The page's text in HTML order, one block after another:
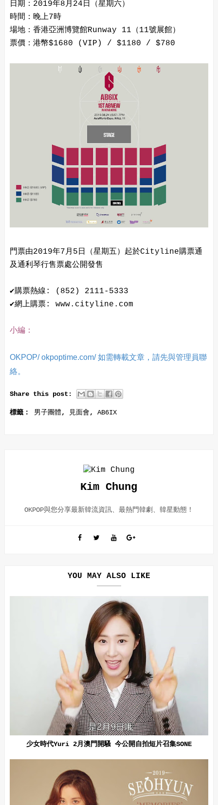
日期：2019年8月24日（星期六）
時間：晚上7時
場地：香港亞洲博覽館Runway 11（11號展館）
票價：港幣$1680 (VIP) / $1180 / $780
門票由2019年7月5日（星期五）起於Cityline購票通
及通利琴行售票處公開發售
✔購票熱線: (852) 2111-5333
✔網上購票: www.cityline.com
小編：
OKPOP/ okpoptime.com/ 如需轉載文章，請先與管理員聯
絡。
Share this post:
標籤： 男子團體, 見面會, AB6IX
Kim Chung
OKPOP與您分享最新韓流資訊、最熱門韓劇、韓星動態！
YOU MAY ALSO LIKE
少女時代Yuri 2月澳門開騷 今公開自拍短片召集SONE